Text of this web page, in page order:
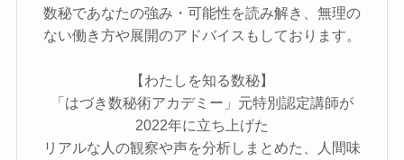
数秘であなたの強み・可能性を読み解き、無理の
ない働き方や展開のアドバイスもしております。
【わたしを知る数秘】
「はづき数秘術アカデミー」元特別認定講師が
2022年に立ち上げた
リアルな人の観察や声を分析しまとめた、人間味